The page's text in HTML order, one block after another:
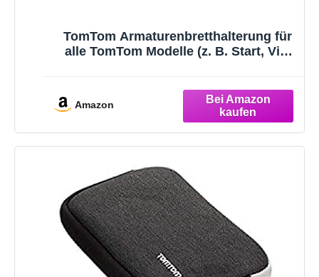
TomTom Armaturenbretthalterung für
alle TomTom Modelle (z. B. Start, Via,
Professional, Expert, GO Camper -
siehe Kompatibilitätsliste unten)
Amazon